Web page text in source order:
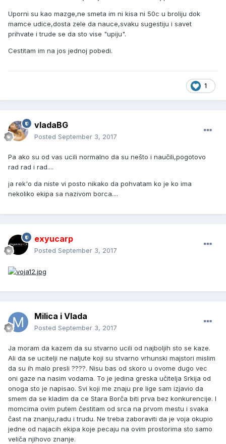
Uporni su kao mazge,ne smeta im ni kisa ni 50c u broliju dok
mamce udice,dosta zele da nauce,svaku sugestiju i savet
prihvate i trude se da sto vise "upiju".
Cestitam im na jos jednoj pobedi.
1
vladaBG
Posted September 3, 2017
Pa ako su od vas ucili normalno da su nešto i naučili,pogotovo
rad rad i rad....
ja rek'o da niste vi posto nikako da pohvatam ko je ko ima
nekoliko ekipa sa nazivom borca....
exyucarp
Posted September 3, 2017
Milica i Vlada
Posted September 3, 2017
Ja moram da kazem da su stvarno ucili od najboljih sto se kaze.
Ali da se ucitelji ne naljute koji su stvarno vrhunski majstori mislim
da su ih malo presli ????. Nisu bas od skoro u ovome dugo vec
oni gaze na nasim vodama. To je jedina greska učitelja Srkija od
onoga sto je napisao. Svi koji me znaju pre lige sam izjavio da
smem da se kladim da ce Stara Borča biti prva bez konkurencije. I
momcima ovim putem čestitam od srca na prvom mestu i svaka
čast na znanju,radu i trudu. Ne treba zaboraviti da je voja okupio
jedne od najacih ekipa koje pecaju na ovim prostorima sto samo
veliča njihovo znanje.